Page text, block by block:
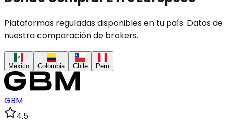
Plataformas reguladas disponibles en tu país. Datos de
nuestra comparación de brokers.
Mexico Colombia Chile Peru
GBM
4.5